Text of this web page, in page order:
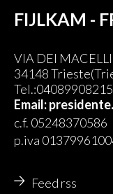
FIJLKAM -
VIA DEI
34148
Tel.:04089908215
Email:
c.f. 05248370586
p.iva
Feed rss